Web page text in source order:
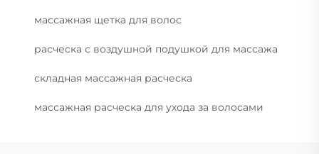
массажная щетка для волос
расческа с воздушной подушкой для массажа
складная массажная расческа
массажная расческа для ухода за волосами